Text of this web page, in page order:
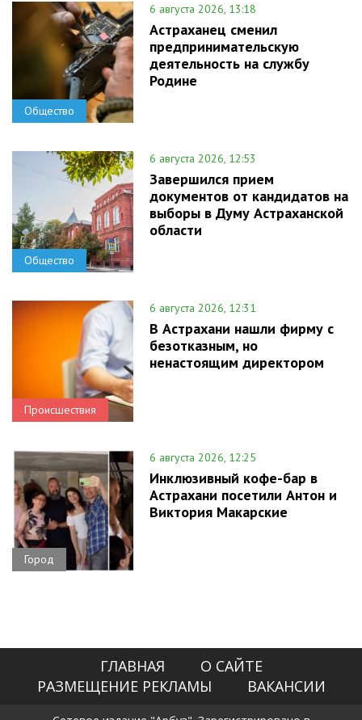
Общество
6 августа 2026, 13:18
Астраханец сменил
предпринимательскую
деятельность на службу
Родине
Общество
6 августа 2026, 12:53
Завершился прием
документов от кандидатов на
выборы в Думу Астраханской
области
Происшествия
6 августа 2026, 12:31
В Астрахани нашли фирму с
безотказным, но
ненастоящим директором
Город
6 августа 2026, 12:25
Инклюзивный кофе-бар в
Астрахани посетили Антон и
Виктория Макарские
ГЛАВНАЯ
О САЙТЕ
РАЗМЕЩЕНИЕ РЕКЛАМЫ
ВАКАНСИИ